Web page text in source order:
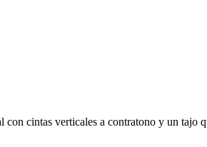
cintas verticales a contratono y un